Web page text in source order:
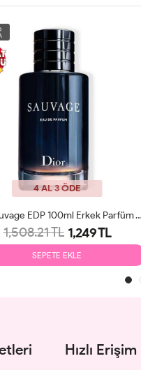
4 AL 3 ÖDE
Dior Sauvage EDP 100ml Erkek Parfüm Tester
1,508.21 TL 1,249 TL
SEPETE EKLE
Hızlı Erişim